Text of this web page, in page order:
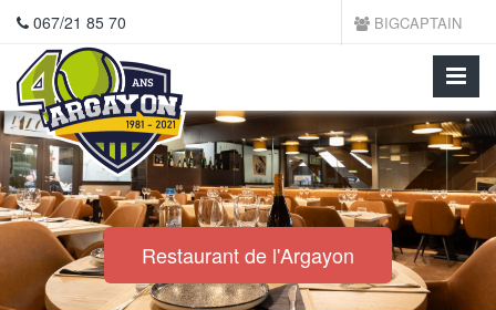
067/21 85 70 BIGCAPTAIN
Restaurant de l'Argayon